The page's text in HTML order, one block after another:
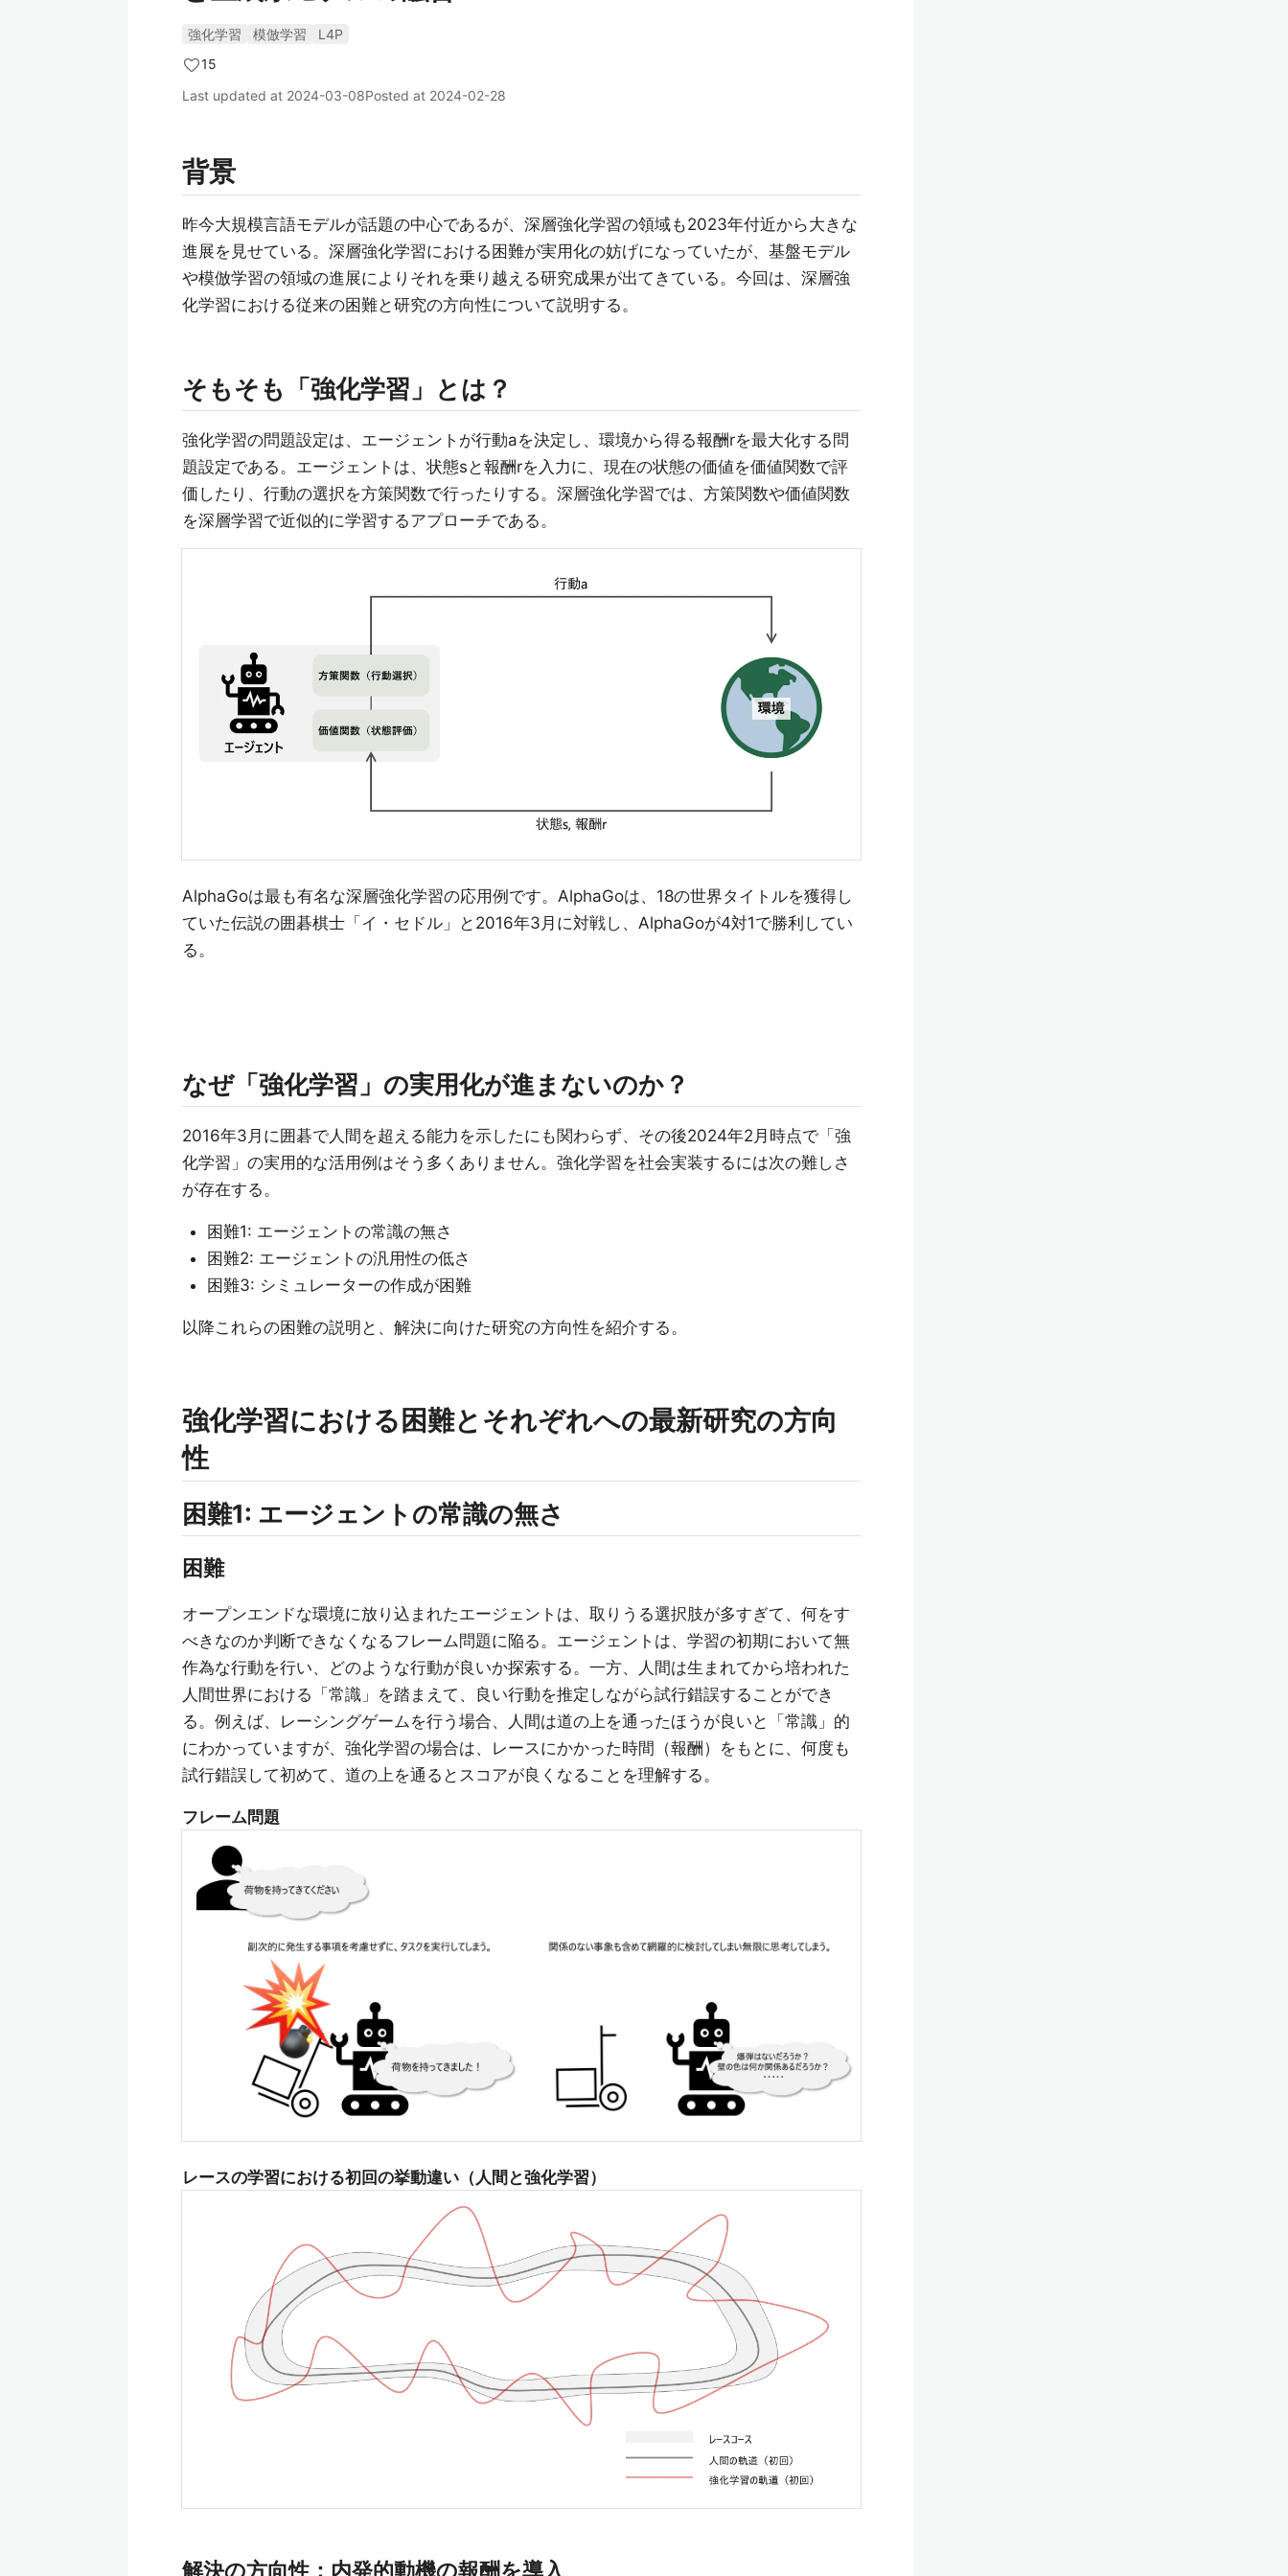
強化学習 模倣学習
L4P
15
Last updated at 2024-03-08Posted at 2024-02-28
背景
昨今大規模言語モデルが話題の中心であるが、深層強化学習の領域も2023年付近から大きな
進展を見せている。深層強化学習における困難が実用化の妨げになっていたが、基盤モデル
や模倣学習の領域の進展によりそれを乗り越える研究成果が出てきている。今回は、深層強
化学習における従来の困難と研究の方向性について説明する。
そもそも「強化学習」とは？
強化学習の問題設定は、エージェントが行動aを決定し、環境から得る報酬rを最大化する問
題設定である。エージェントは、状態sと報酬rを入力に、現在の状態の価値を価値関数で評
価したり、行動の選択を方策関数で行ったりする。深層強化学習では、方策関数や価値関数
を深層学習で近似的に学習するアプローチである。
AlphaGoは最も有名な深層強化学習の応用例です。AlphaGoは、18の世界タイトルを獲得し
ていた伝説の囲碁棋士「イ・セドル」と2016年3月に対戦し、AlphaGoが4対1で勝利してい
る。
なぜ「強化学習」の実用化が進まないのか？
2016年3月に囲碁で人間を超える能力を示したにも関わらず、その後2024年2月時点で「強
化学習」の実用的な活用例はそう多くありません。強化学習を社会実装するには次の難しさ
が存在する。
困難1: エージェントの常識の無さ
困難2: エージェントの汎用性の低さ
困難3: シミュレーターの作成が困難
以降これらの困難の説明と、解決に向けた研究の方向性を紹介する。
強化学習における困難とそれぞれへの最新研究の方向
性
困難1: エージェントの常識の無さ
困難
オープンエンドな環境に放り込まれたエージェントは、取りうる選択肢が多すぎて、何をす
べきなのか判断できなくなるフレーム問題に陥る。エージェントは、学習の初期において無
作為な行動を行い、どのような行動が良いか探索する。一方、人間は生まれてから培われた
人間世界における「常識」を踏まえて、良い行動を推定しながら試行錯誤することができ
る。例えば、レーシングゲームを行う場合、人間は道の上を通ったほうが良いと「常識」的
にわかっていますが、強化学習の場合は、レースにかかった時間（報酬）をもとに、何度も
試行錯誤して初めて、道の上を通るとスコアが良くなることを理解する。
フレーム問題
レースの学習における初回の挙動違い（人間と強化学習）
解決の方向性：内発的動機の報酬を導入